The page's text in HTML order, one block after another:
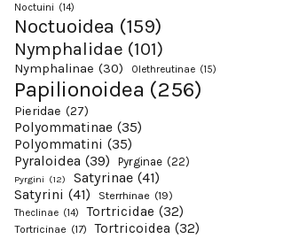
Noctuini (14)
Noctuoidea (159)
Nymphalidae (101)
Nymphalinae (30) Olethreutinae (15)
Papilionoidea (256)
Pieridae (27)
Polyommatinae (35)
Polyommatini (35)
Pyraloidea (39) Pyrginae (22)
Pyrgini (12) Satyrinae (41)
Satyrini (41) Sterrhinae (19)
Theclinae (14) Tortricidae (32)
Tortricinae (17) Tortricoidea (32)